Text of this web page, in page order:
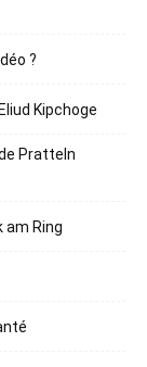
?
Kipchoge
Pratteln
am Ring